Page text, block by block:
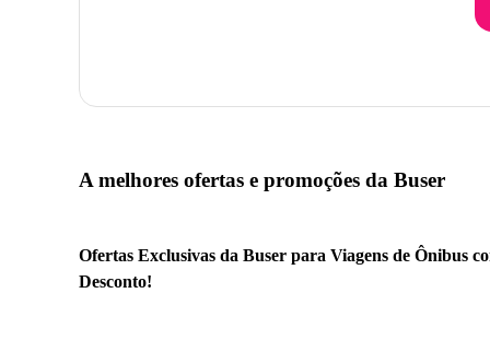
A melhores ofertas e promoções da Buser
Ofertas Exclusivas da Buser para Viagens de Ônibus
Desconto!